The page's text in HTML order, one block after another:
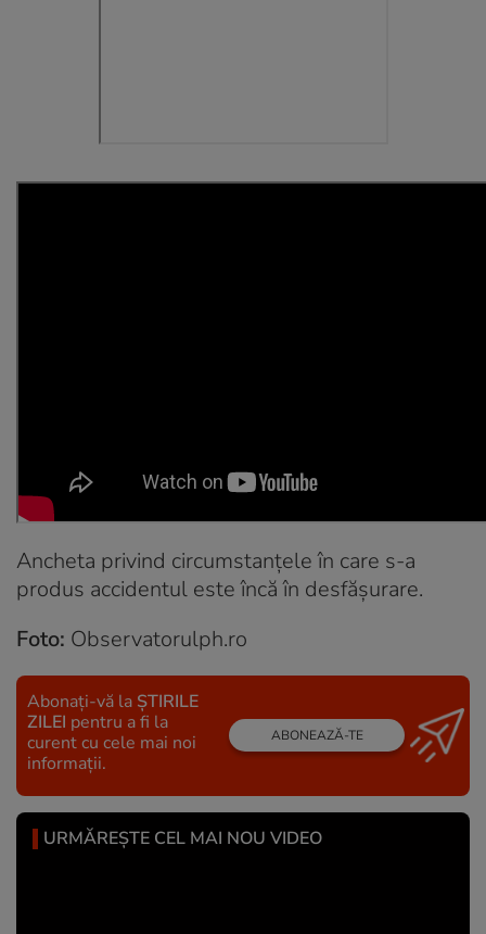
Ancheta privind circumstanțele în care s-a
produs accidentul este încă în desfășurare.
Foto: Observatorulph.ro
Abonați-vă la ȘTIRILE
ZILEI pentru a fi la
curent cu cele mai noi
informații.
ABONEAZĂ-TE
URMĂREȘTE CEL MAI NOU VIDEO